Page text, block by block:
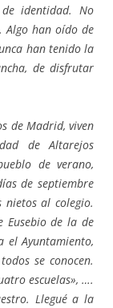
identidad. No
Algo han oído de
han tenido la
de disfrutar
de Madrid, viven
de Altarejos
de verano,
de septiembre
al colegio.
Eusebio de la de
el Ayuntamiento,
se conocen.
escuelas», ….
Llegué a la